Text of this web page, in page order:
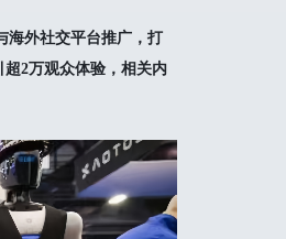
海外社交平台推广，打
2万观众体验，相关内